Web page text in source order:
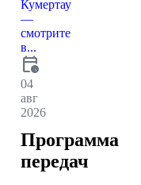
Кумертау
—
смотрите
в...
calendar_clock
04
авг
2026
Программа
передач